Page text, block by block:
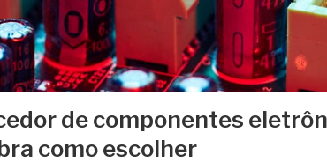
de componentes
como escolher